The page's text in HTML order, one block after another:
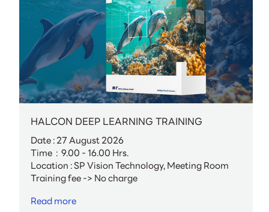
HALCON DEEP LEARNING TRAINING
Date : 27 August 2026
Time : 9.00 - 16.00 Hrs.
Location : SP Vision Technology, Meeting Room
Training fee -> No charge
Read more